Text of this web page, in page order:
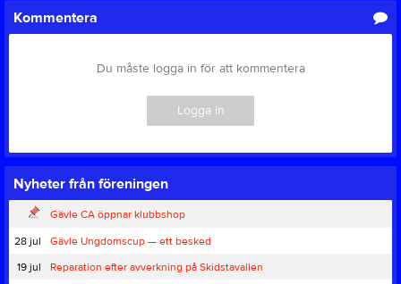
Kommentera
Du måste logga in för att kommentera
Logga in
Nyheter från föreningen
Gävle CA öppnar klubbshop
28 jul
Gävle Ungdomscup — ett besked
19 jul
Reparation efter avverkning på Skidstavallen